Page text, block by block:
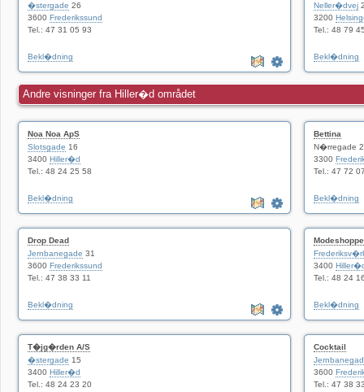
�stergade 26
3600 Frederikssund
Tel.: 47 31 05 93
Bekl�dning
Neller�dvej
3200
Tel.: 48 79
Bekl�dning
Andre visninger fra Hiller�d området
Noa Noa ApS
Slotsgade 16
3400 Hiller�d
Tel.: 48 24 25 58
Bekl�dning
Bettina
N�rregade
3300
Tel.: 47 72
Bekl�dning
Drop Dead
Jernbanegade 31
3600 Frederikssund
Tel.: 47 38 33 11
Bekl�dning
3400
Tel.: 48 24
Bekl�dning
T�jg�rden A/S
�stergade 15
3400 Hiller�d
Tel.: 48 24 23 20
Cocktail
3600
Tel.: 47 38